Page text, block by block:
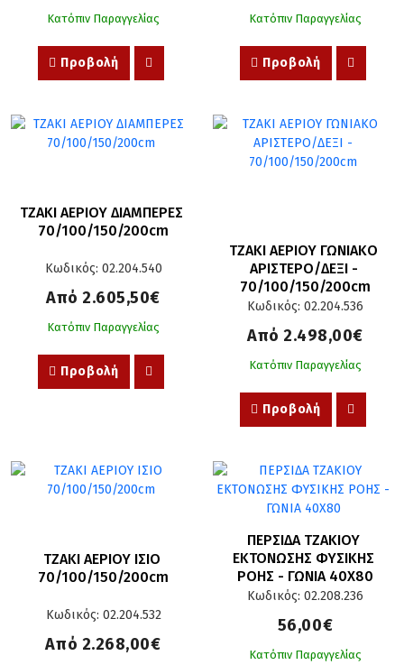
Κατόπιν Παραγγελίας
Προβολή
Κατόπιν Παραγγελίας
Προβολή
ΤΖΑΚΙ ΑΕΡΙΟΥ ΔΙΑΜΠΕΡΕΣ
70/100/150/200cm
Κωδικός: 02.204.540
Από 2.605,50€
Κατόπιν Παραγγελίας
Προβολή
ΤΖΑΚΙ ΑΕΡΙΟΥ ΓΩΝΙΑΚΟ
ΑΡΙΣΤΕΡΟ/ΔΕΞΙ -
70/100/150/200cm
Κωδικός: 02.204.536
Από 2.498,00€
Κατόπιν Παραγγελίας
Προβολή
ΤΖΑΚΙ ΑΕΡΙΟΥ ΙΣΙΟ
70/100/150/200cm
Κωδικός: 02.204.532
Από 2.268,00€
ΠΕΡΣΙΔΑ ΤΖΑΚΙΟΥ
ΕΚΤΟΝΩΣΗΣ ΦΥΣΙΚΗΣ
ΡΟΗΣ - ΓΩΝΙΑ 40X80
Κωδικός: 02.208.236
56,00€
Κατόπιν Παραγγελίας